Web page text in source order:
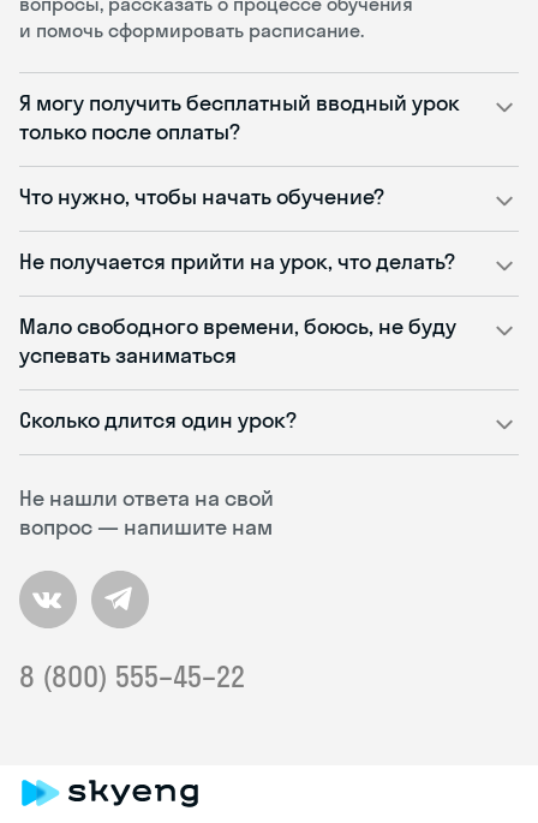
Не нашли ответа на свой
вопрос — напишите нам
8 (800) 555–45–22
и помочь сформировать расписание.
Я могу получить бесплатный вводный урок
только после оплаты?
Что нужно, чтобы начать обучение?
Не получается прийти на урок, что делать?
Мало свободного времени, боюсь, не буду
успевать заниматься
Сколько длится один урок?